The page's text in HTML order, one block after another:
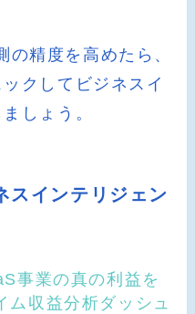
精度を高めたら、
クしてビジネスイ
しょう。
スインテリジェン
事業の真の利益を
ム収益分析ダッシュ